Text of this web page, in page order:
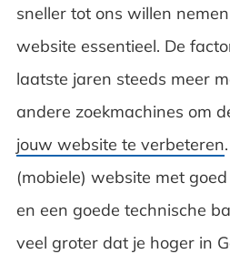
sneller tot ons willen
website essentieel. De
laatste jaren steeds meer
andere zoekmachines om
jouw website te verbeteren
(mobiele) website met
en een goede technische
veel groter dat je hoger in